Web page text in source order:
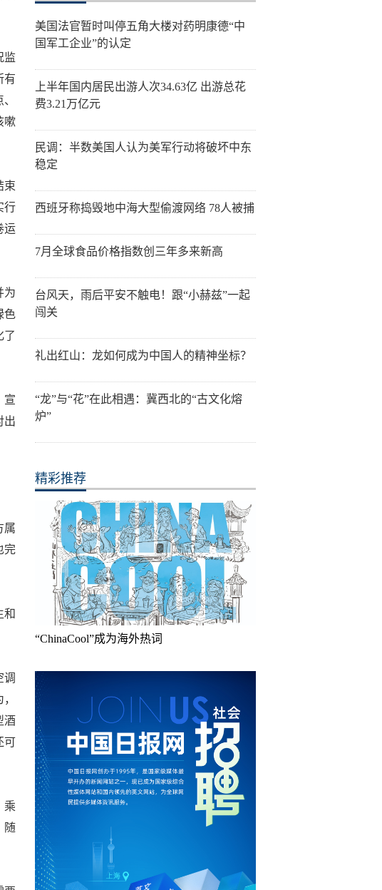
监
有
嗽
束
行
运
为
色
了
宣
出
属
完
和
酒
可
乘
随
美国法官暂时叫停五角大楼对药明康德“中
国军工企业”的认定
上半年国内居民出游人次34.63亿 出游总花
费3.21万亿元
民调：半数美国人认为美军行动将破坏中东
稳定
西班牙称捣毁地中海大型偷渡网络 78人被捕
7月全球食品价格指数创三年多来新高
台风天，雨后平安不触电！跟“小赫兹”一起
闯关
礼出红山：龙如何成为中国人的精神坐标？
“龙”与“花”在此相遇：冀西北的“古文化熔
炉”
精彩推荐
“ChinaCool”成为海外热词